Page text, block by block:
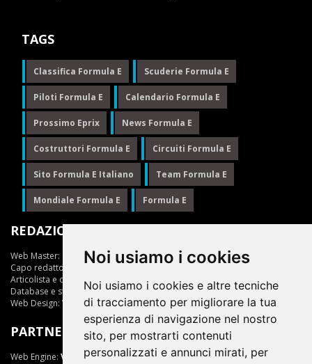
Noi usiamo i cookies
Noi usiamo i cookies e altre tecniche
di tracciamento per migliorare la tua
esperienza di navigazione nel nostro
sito, per mostrarti contenuti
personalizzati e annunci mirati, per
TAGS
Classifica Formula E Scuderie Formula E
Piloti Formula E Calendario Formula E
Prossimo Eprix News Formula E
Costruttori Formula E Circuiti Formula E
Sito Formula E Italiano Team Formula E
Mondiale Formula E Formula E
REDAZIONE
Web Master:
Ing.Daniele Muscarella
Capo redattore:
Giuseppe Cianci
Articolista e opinionista:
Giuseppe Cianci
Database e statistiche: Marcella Toschi
Web Design: Vittorio Arena
PARTNER
Web Engine: ViDa 3.0